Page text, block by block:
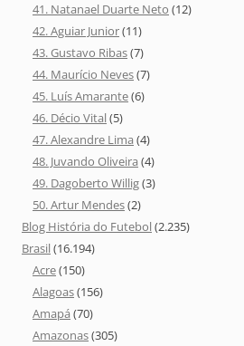
41. Natanael Duarte Neto (12)
42. Aguiar Junior(11)
43. Gustavo Ribas(7)
44. Maurício Neves(7)
45. Luís Amarante(6)
46. Décio Vital(5)
47. Alexandre Lima (4)
48. Juvando Oliveira (4)
49. Dagoberto Willig(3)
50. Artur Mendes(2)
Blog História do Futebol(2.235)
Brasil(16.194)
Acre(150)
Alagoas(156)
Amapá (70)
Amazonas(305)